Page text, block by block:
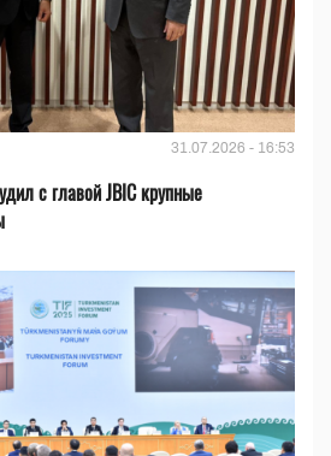
31.07.2026 - 16:53
с главой JBIC крупные